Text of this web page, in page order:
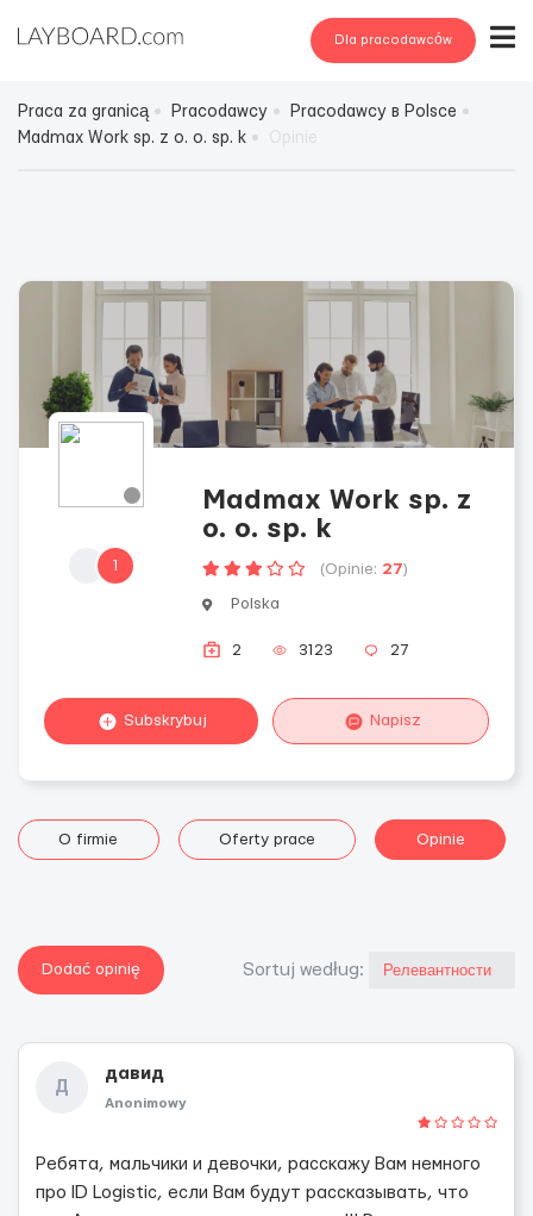
Dla pracodawców
Praca za granicą Pracodawcy
Pracodawcy в Polsce
Madmax Work sp. z o. o. sp. k
1
Madmax Work sp. z
o. o. sp. k
(Opinie: 27)
Polska
2 3123 27
Subskrybuj Napisz
O firmie Oferty prace Opinie
Dodać opinię Sortuj według:
Д
давид
Anonimowy
Ребята, мальчики и девочки, расскажу Вам немного
про ID Logistic, если Вам будут рассказывать, что